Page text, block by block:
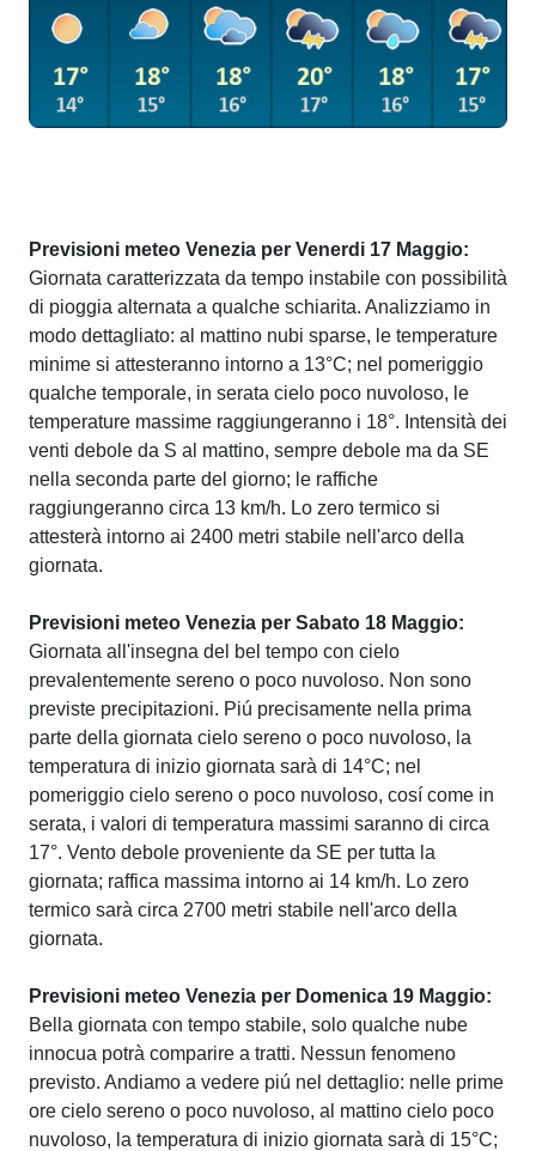
Previsioni meteo Venezia per Venerdi 17 Maggio:
Giornata caratterizzata da tempo instabile con possibilità
di pioggia alternata a qualche schiarita. Analizziamo in
modo dettagliato: al mattino nubi sparse, le temperature
minime si attesteranno intorno a 13°C; nel pomeriggio
qualche temporale, in serata cielo poco nuvoloso, le
temperature massime raggiungeranno i 18°. Intensità dei
venti debole da S al mattino, sempre debole ma da SE
nella seconda parte del giorno; le raffiche
raggiungeranno circa 13 km/h. Lo zero termico si
attesterà intorno ai 2400 metri stabile nell'arco della
giornata.
Previsioni meteo Venezia per Sabato 18 Maggio:
Giornata all'insegna del bel tempo con cielo
prevalentemente sereno o poco nuvoloso. Non sono
previste precipitazioni. Piú precisamente nella prima
parte della giornata cielo sereno o poco nuvoloso, la
temperatura di inizio giornata sarà di 14°C; nel
pomeriggio cielo sereno o poco nuvoloso, cosí come in
serata, i valori di temperatura massimi saranno di circa
17°. Vento debole proveniente da SE per tutta la
giornata; raffica massima intorno ai 14 km/h. Lo zero
termico sarà circa 2700 metri stabile nell'arco della
giornata.
Previsioni meteo Venezia per Domenica 19 Maggio:
Bella giornata con tempo stabile, solo qualche nube
innocua potrà comparire a tratti. Nessun fenomeno
previsto. Andiamo a vedere piú nel dettaglio: nelle prime
ore cielo sereno o poco nuvoloso, al mattino cielo poco
nuvoloso, la temperatura di inizio giornata sarà di 15°C;